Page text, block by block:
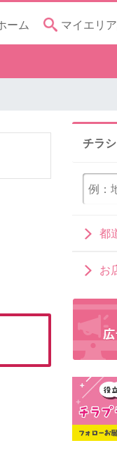
ーム マイエリ
チラ
都
お